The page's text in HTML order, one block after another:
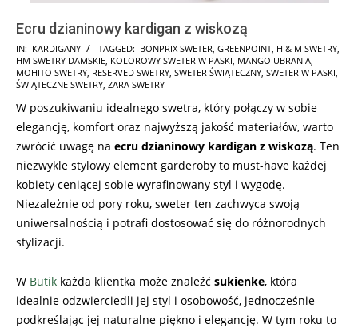
Ecru dzianinowy kardigan z wiskozą
2025-
11-
20
IN: KARDIGANY TAGGED: BONPRIX SWETER GREENPOINT H & M SWETRY
HM SWETRY DAMSKIE KOLOROWY SWETER W PASKI MANGO UBRANIA
MOHITO SWETRY RESERVED SWETRY SWETER ŚWIĄTECZNY SWETER W PASKI
ŚWIĄTECZNE SWETRY ZARA SWETRY
W poszukiwaniu idealnego swetra, który połączy w sobie
elegancję, komfort oraz najwyższą jakość materiałów, warto
zwrócić uwagę na ecru dzianinowy kardigan z wiskozą. Ten
niezwykle stylowy element garderoby to must-have każdej
kobiety ceniącej sobie wyrafinowany styl i wygodę.
Niezależnie od pory roku, sweter ten zachwyca swoją
uniwersalnością i potrafi dostosować się do różnorodnych
stylizacji.
W Butik każda klientka może znaleźć sukienke, która
idealnie odzwierciedli jej styl i osobowość, jednocześnie
podkreślając jej naturalne piękno i elegancję. W tym roku to